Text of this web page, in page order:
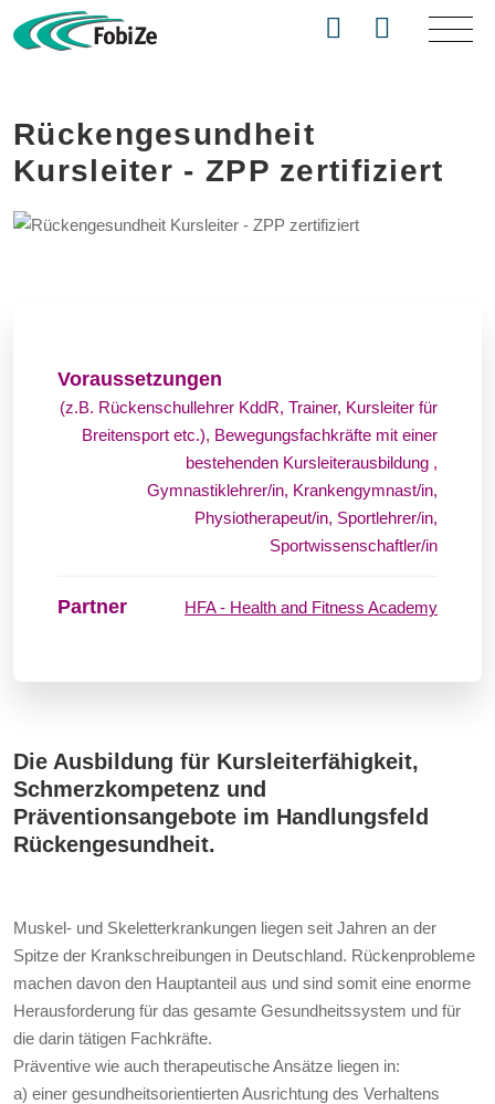
Rückengesundheit
Kursleiter - ZPP zertifiziert
Voraussetzungen
(z.B. Rückenschullehrer KddR, Trainer, Kursleiter für
Breitensport etc.), Bewegungsfachkräfte mit einer
bestehenden Kursleiterausbildung ,
Gymnastiklehrer/in, Krankengymnast/in,
Physiotherapeut/in, Sportlehrer/in,
Sportwissenschaftler/in
Partner HFA - Health and Fitness Academy
Die Ausbildung für Kursleiterfähigkeit,
Schmerzkompetenz und
Präventionsangebote im Handlungsfeld
Rückengesundheit.
Muskel- und Skeletterkrankungen liegen seit Jahren an der
Spitze der Krankschreibungen in Deutschland. Rückenprobleme
machen davon den Hauptanteil aus und sind somit eine enorme
Herausforderung für das gesamte Gesundheitssystem und für
die darin tätigen Fachkräfte.
Präventive wie auch therapeutische Ansätze liegen in:
a) einer gesundheitsorientierten Ausrichtung des Verhaltens